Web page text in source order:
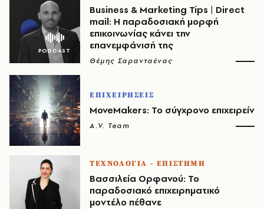
Business & Marketing Tips | Direct
mail: Η παραδοσιακή μορφή
επικοινωνίας κάνει την
επανεμφάνισή της
Θέμης Σαρανταένας
ΕΠΙΧΕΙΡΗΣΕΙΣ
ΜoveMakers: To σύγχρονο επιχειρείν
A.V. Team
ΤΕΧΝΟΛΟΓΙΑ - ΕΠΙΣΤΗΜΗ
Βασσιλεία Ορφανού: Το
παραδοσιακό επιχειρηματικό
μοντέλο πέθανε